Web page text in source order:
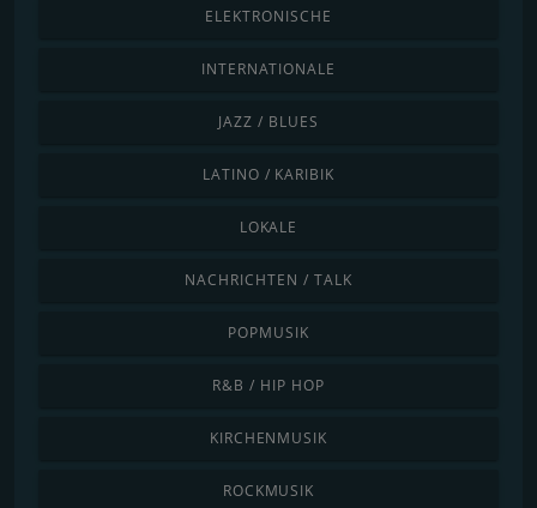
ELEKTRONISCHE
INTERNATIONALE
JAZZ / BLUES
LATINO / KARIBIK
LOKALE
NACHRICHTEN / TALK
POPMUSIK
R&B / HIP HOP
KIRCHENMUSIK
ROCKMUSIK